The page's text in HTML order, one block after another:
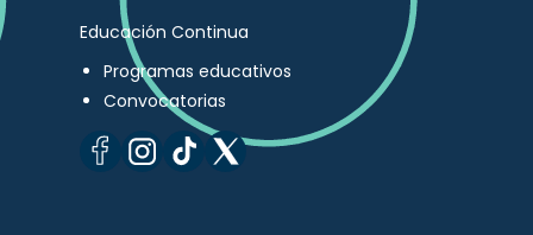
Educación Continua
Programas educativos
Convocatorias